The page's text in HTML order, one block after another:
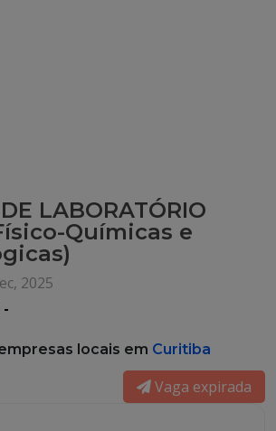
LABORATÓRIO
Químicas e
2025
-
locais em Curitiba
Vaga expirada